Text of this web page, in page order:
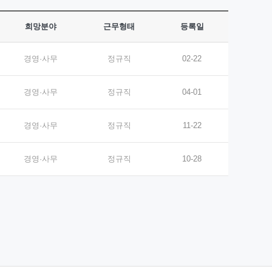
희망분야 근무형태 등록일
경영·사무 정규직 02-22
경영·사무 정규직 04-01
경영·사무 정규직 11-22
경영·사무 정규직 10-28